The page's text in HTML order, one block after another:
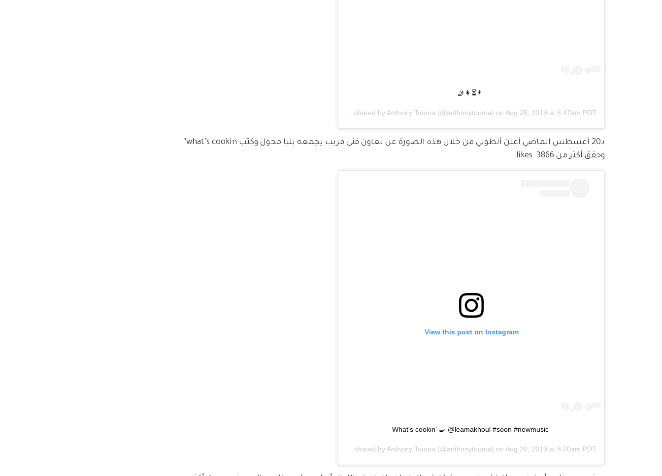
👨⏳👩🤳
Anthony Touma (@anthonytouma) on Aug 25, 2019 at 6:47am PDT
بـ20 أغسطس الماضي أعلن أنطوني من خلال هذه الصورة عن تعاون فني قريب يجمعه بليا مخول وكتب:what’s cookin’
وحقق أكثر من 3866  likes.
View this post on Instagram
What's cookin' 🍳 @leamakhoul #soon #newmusic
A post shared by Anthony Touma (@anthonytouma) on Aug 20, 2019 at 8:20am PDT